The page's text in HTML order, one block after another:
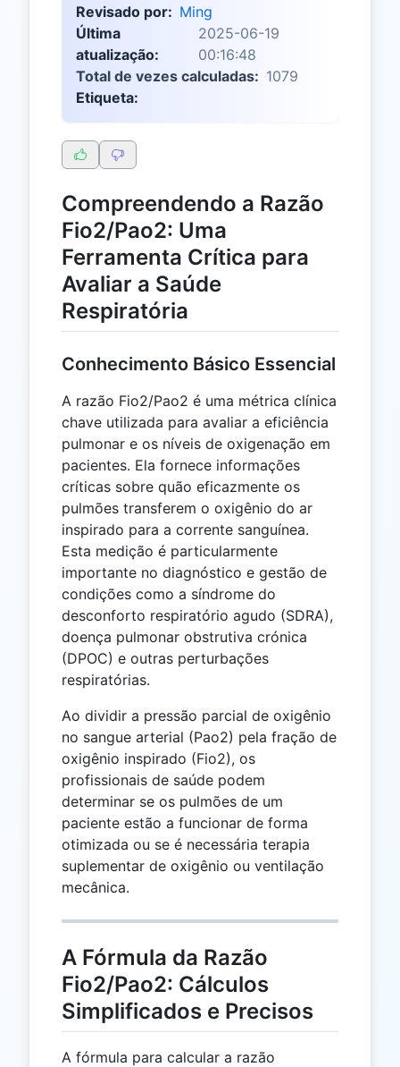
Revisado por: Ming
Última
atualização:
2025-06-19
00:16:48
Total de vezes calculadas: 1079
Etiqueta:
Compreendendo a Razão
Fio2/Pao2: Uma
Ferramenta Crítica para
Avaliar a Saúde
Respiratória
Conhecimento Básico Essencial
A razão Fio2/Pao2 é uma métrica clínica
chave utilizada para avaliar a eficiência
pulmonar e os níveis de oxigenação em
pacientes. Ela fornece informações
críticas sobre quão eficazmente os
pulmões transferem o oxigênio do ar
inspirado para a corrente sanguínea.
Esta medição é particularmente
importante no diagnóstico e gestão de
condições como a síndrome do
desconforto respiratório agudo (SDRA),
doença pulmonar obstrutiva crónica
(DPOC) e outras perturbações
respiratórias.
Ao dividir a pressão parcial de oxigênio
no sangue arterial (Pao2) pela fração de
oxigênio inspirado (Fio2), os
profissionais de saúde podem
determinar se os pulmões de um
paciente estão a funcionar de forma
otimizada ou se é necessária terapia
suplementar de oxigênio ou ventilação
mecânica.
A Fórmula da Razão
Fio2/Pao2: Cálculos
Simplificados e Precisos
A fórmula para calcular a razão